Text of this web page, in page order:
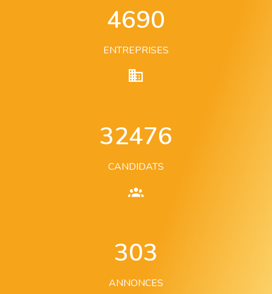
4690
ENTREPRISES
32476
CANDIDATS
303
ANNONCES